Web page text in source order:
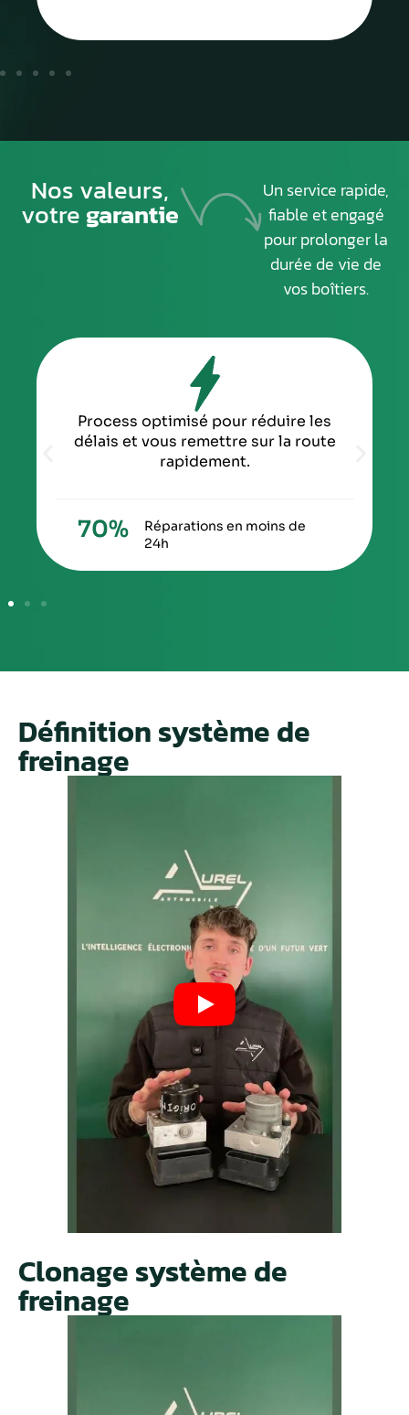
Nos valeurs,
votregarantie
Un service rapide,
fiable et engagé
pour prolonger la
durée de vie de
vos boîtiers.
Process optimisé pour réduire les
délais et vous remettre sur la route
rapidement.
Réparations en moins de
24h
70%
Définition système de
freinage
Clonage système de
freinage